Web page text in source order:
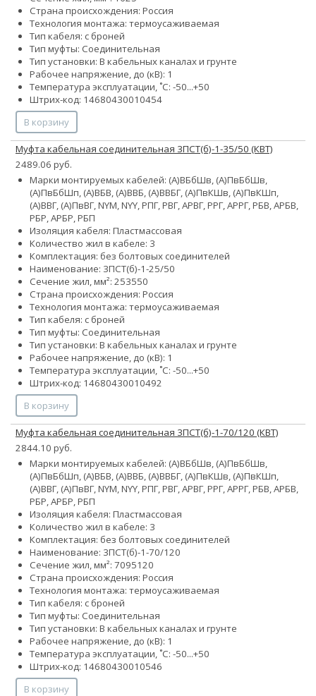
Страна происхождения: Россия
Технология монтажа: термоусаживаемая
Тип кабеля: с броней
Тип муфты: Соединительная
Тип установки: В кабельных каналах и грунте
Рабочее напряжение, до (кВ): 1
Температура эксплуатации, ˚С: -50...+50
Штрих-код: 14680430010454
В корзину
Муфта кабельная соединительная 3ПСТ(б)-1-35/50 (КВТ)
2489.06 руб.
Марки монтируемых кабелей: (А)ВБбШв, (А)ПвБбШв,
(А)ПвБбШп, (А)ВБВ, (А)ВВБ, (А)ВВБГ, (А)ПвКШв, (А)ПвКШп,
(А)ВВГ, (А)ПвВГ, NYM, NYY, РПГ, РВГ, АРВГ, РРГ, АРРГ, РБВ, АРБВ,
РБР, АРБР, РБП
Изоляция кабеля: Пластмассовая
Количество жил в кабеле: 3
Комплектация: без болтовых соединителей
Наименование: 3ПСТ(б)-1-25/50
Сечение жил, мм²: 253550
Страна происхождения: Россия
Технология монтажа: термоусаживаемая
Тип кабеля: с броней
Тип муфты: Соединительная
Тип установки: В кабельных каналах и грунте
Рабочее напряжение, до (кВ): 1
Температура эксплуатации, ˚С: -50...+50
Штрих-код: 14680430010492
В корзину
Муфта кабельная соединительная 3ПСТ(б)-1-70/120 (КВТ)
2844.10 руб.
Марки монтируемых кабелей: (А)ВБбШв, (А)ПвБбШв,
(А)ПвБбШп, (А)ВБВ, (А)ВВБ, (А)ВВБГ, (А)ПвКШв, (А)ПвКШп,
(А)ВВГ, (А)ПвВГ, NYM, NYY, РПГ, РВГ, АРВГ, РРГ, АРРГ, РБВ, АРБВ,
РБР, АРБР, РБП
Изоляция кабеля: Пластмассовая
Количество жил в кабеле: 3
Комплектация: без болтовых соединителей
Наименование: 3ПСТ(б)-1-70/120
Сечение жил, мм²: 7095120
Страна происхождения: Россия
Технология монтажа: термоусаживаемая
Тип кабеля: с броней
Тип муфты: Соединительная
Тип установки: В кабельных каналах и грунте
Рабочее напряжение, до (кВ): 1
Температура эксплуатации, ˚С: -50...+50
Штрих-код: 14680430010546
В корзину